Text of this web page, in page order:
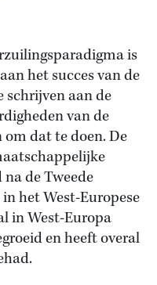
is
het succes van de
schrijven aan de
van de
om dat te doen. De
de Tweede
het West-Europese
in West-Europa
en heeft overal